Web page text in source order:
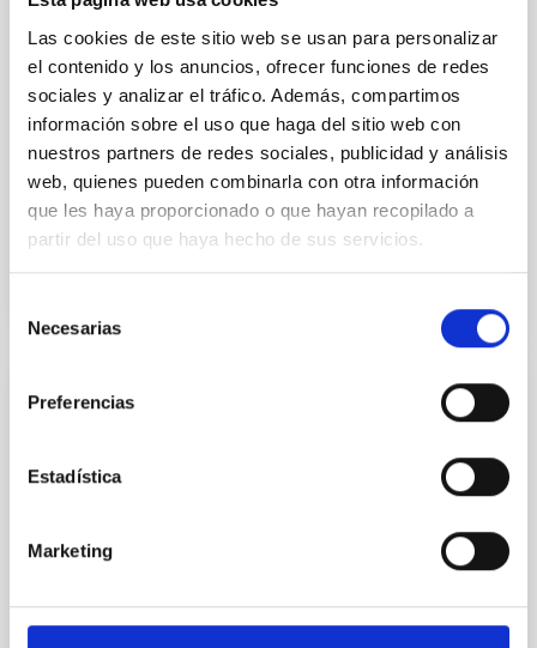
Las cookies de este sitio web se usan para personalizar
el contenido y los anuncios, ofrecer funciones de redes
sociales y analizar el tráfico. Además, compartimos
información sobre el uso que haga del sitio web con
nuestros partners de redes sociales, publicidad y análisis
web, quienes pueden combinarla con otra información
que les haya proporcionado o que hayan recopilado a
partir del uso que haya hecho de sus servicios.
Necesarias
Preferencias
Estadística
Marketing
on 2026 May 19─20 and May 21─22 UT with the
Two-meter Twin Telescope (TTT). Phase-Dispersion
Minimization over the combined two-night dataset
Alarcon, Miguel R. et al.
Fecha de publicación:
BIBCODE 2026RNAAS..10..143A
SIN ÁRBITRO
Habitable Worlds
(SMBH) activity on habitability has garnered
attention, the specific effects of active galactic nuclei